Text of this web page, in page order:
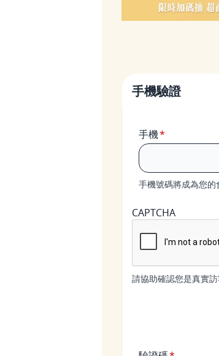
手機驗證
手機
手機號碼將成為您的
CAPTCHA
請協助確認您是真實